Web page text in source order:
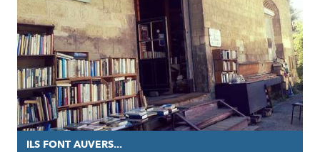
ILS FONT AUVERS...